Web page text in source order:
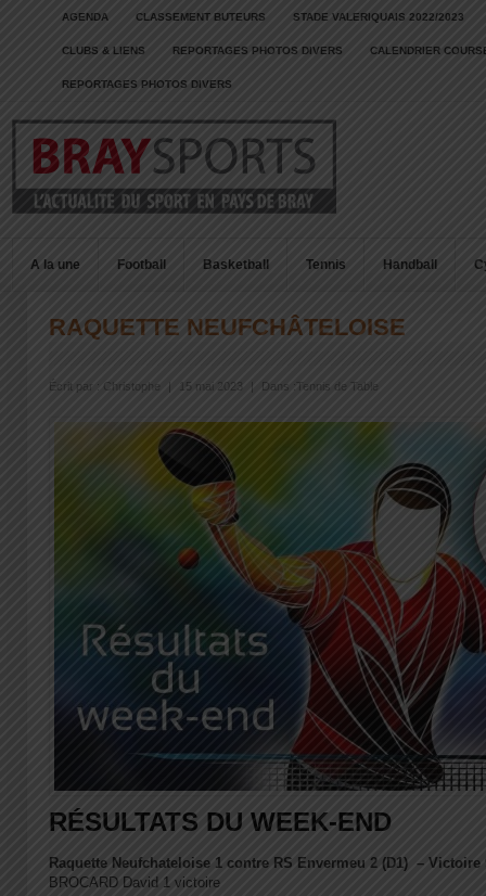
AGENDA CLASSEMENT BUTEURS STADE VALERIQUAIS 2022/2023
CLUBS & LIENS REPORTAGES PHOTOS DIVERS CALENDRIER
REPORTAGES PHOTOS DIVERS
A la une Football Basketball Tennis Handball
RAQUETTE NEUFCHÂTELOISE
Écrit par : Christophe 15 mai 2023 Dans :Tennis de Table
RÉSULTATS DU WEEK-END
Raquette Neufchateloise 1 contre RS Envermeu 2 (D1) – Victoire
BROCARD David 1 victoire